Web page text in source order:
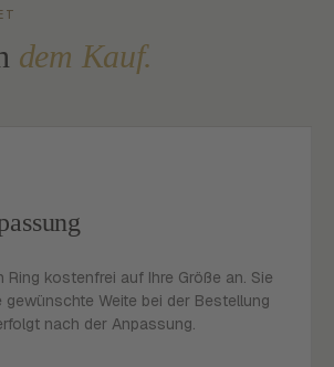
dem Kauf.
Ring kostenfrei auf Ihre Größe an. Sie
gewünschte Weite bei der Bestellung
nach der Anpassung.